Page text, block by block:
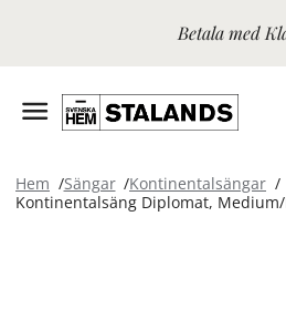
Betala med
Hem Sängar
Kontinentalsängar
Kontinentalsäng Diplomat,